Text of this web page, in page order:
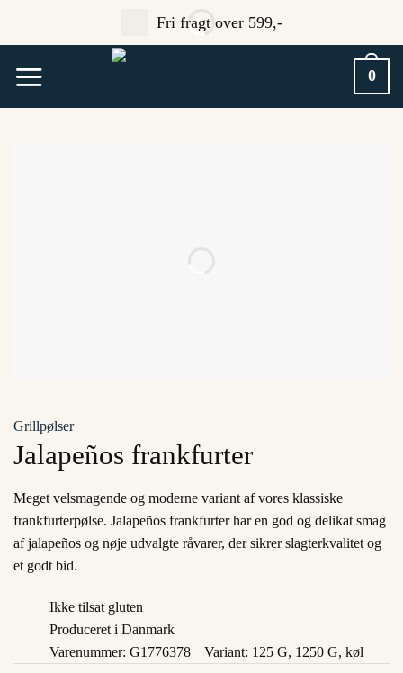
Fri fragt over 599,-
0
Grillpølser
Jalapeños frankfurter
Meget velsmagende og moderne variant af vores klassiske
frankfurterpølse. Jalapeños frankfurter har en god og delikat smag
af jalapeños og nøje udvalgte råvarer, der sikrer slagterkvalitet og
et godt bid.
Ikke tilsat gluten
Produceret i Danmark
Varenummer: G1776378
Variant: 125 G, 1250 G, køl